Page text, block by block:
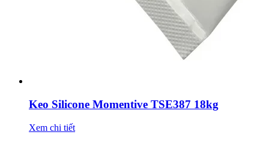
Keo Silicone Momentive TSE387 18kg
Xem chi tiết